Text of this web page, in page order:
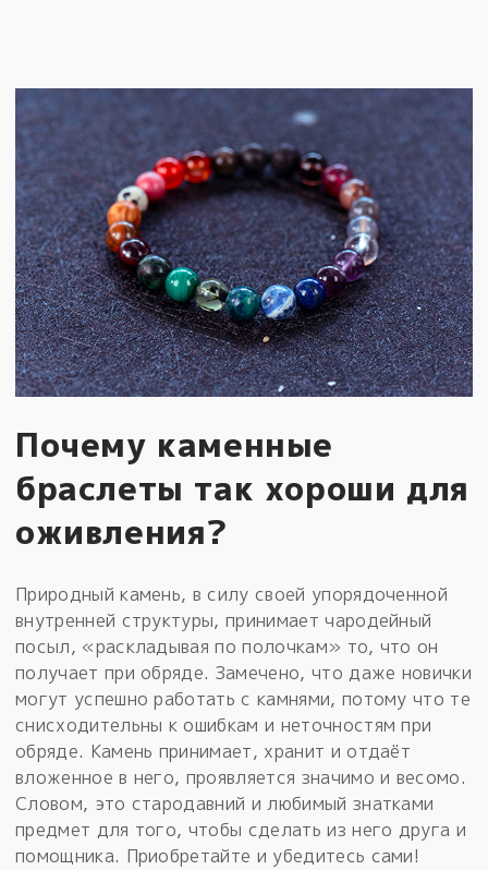
Почему каменные
браслеты так хороши для
оживления?
Природный камень, в силу своей упорядоченной
внутренней структуры, принимает чародейный
посыл, «раскладывая по полочкам» то, что он
получает при обряде. Замечено, что даже новички
могут успешно работать с камнями, потому что те
снисходительны к ошибкам и неточностям при
обряде. Камень принимает, хранит и отдаёт
вложенное в него, проявляется значимо и весомо.
Словом, это стародавний и любимый знатками
предмет для того, чтобы сделать из него друга и
помощника. Приобретайте и убедитесь сами!